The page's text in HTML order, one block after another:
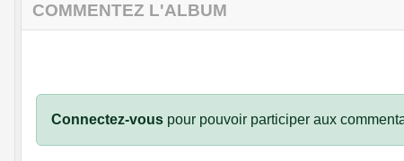
COMMENTEZ L'ALBUM
Connectez-vous pour pouvoir participer aux